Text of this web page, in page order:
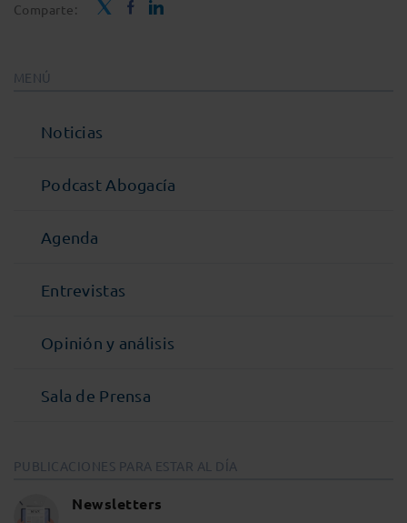
Comparte:
MENÚ
Noticias
Podcast Abogacía
Agenda
Entrevistas
Opinión y análisis
Sala de Prensa
PUBLICACIONES PARA ESTAR AL DÍA
Newsletters